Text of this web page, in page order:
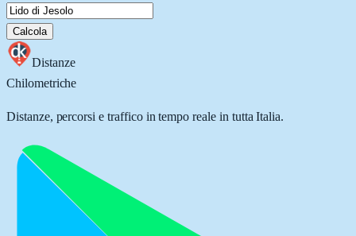
Calcola
Distanze
Chilometriche
Distanze, percorsi e traffico in tempo reale in tutta Italia.